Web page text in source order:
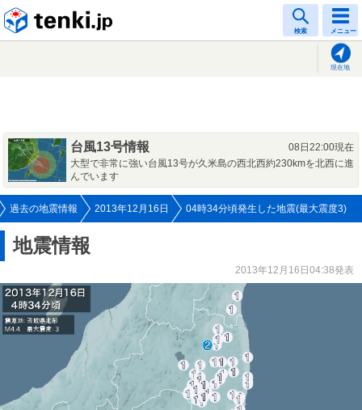
検索 メニュー
現在地
台風13号情報
08日22:00現在
大型で非常に強い台風13号が久米島の西北西約230kmを北西に進
んでいます
過去の地震情報 2013年12月16日 04時34分頃発生した地震(最大震度3)
地震情報
2013年12月16日04:38発表